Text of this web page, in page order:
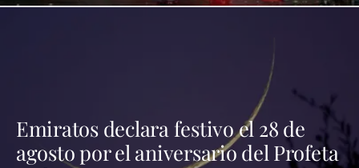
Emiratos declara festivo el 28 de
agosto por el aniversario del Profeta